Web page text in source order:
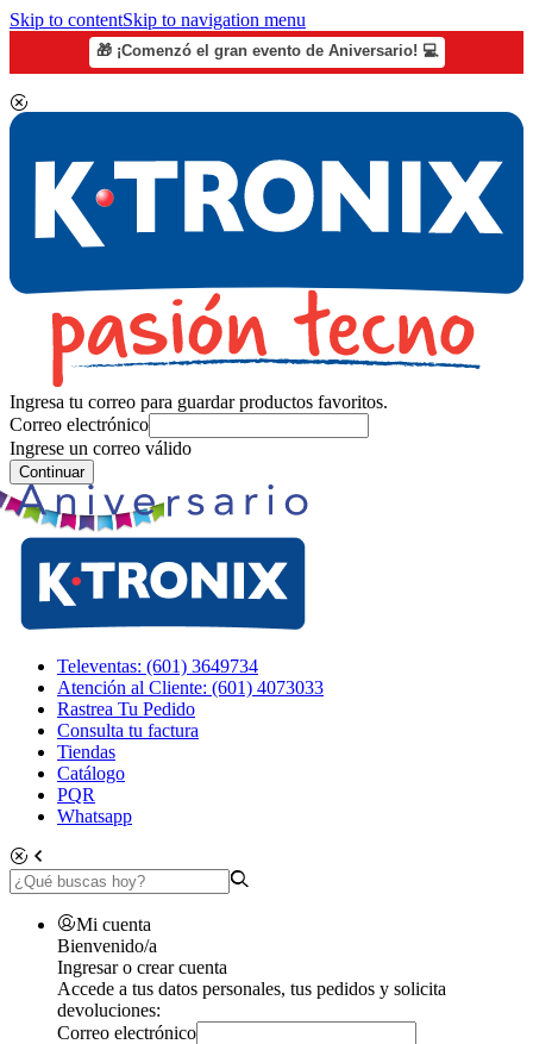
Skip to contentSkip to navigation menu
🎁 ¡Comenzó el gran evento de Aniversario! 💻
Ingresa tu correo para guardar productos favoritos.
Correo electrónico
Ingrese un correo válido
Continuar
Televentas: (601) 3649734
Atención al Cliente: (601) 4073033
Rastrea Tu Pedido
Consulta tu factura
Tiendas
Catálogo
PQR
Whatsapp
Mi cuenta
Bienvenido/a
Ingresar o crear cuenta
Accede a tus datos personales, tus pedidos y solicita
devoluciones:
Correo electrónico